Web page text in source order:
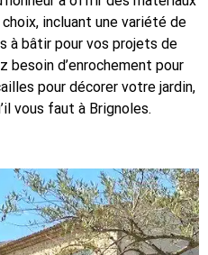
incluant une variété de
à bâtir pour vos projets de
besoin d’enrochement pour
pour décorer votre jardin,
vous faut à Brignoles.